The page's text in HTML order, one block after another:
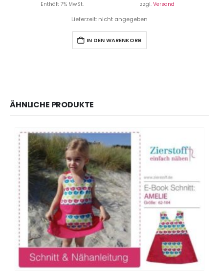
Enthält 7% MwSt. zzgl. Versand
Lieferzeit: nicht angegeben
IN DEN WARENKORB
ÄHNLICHE PRODUKTE